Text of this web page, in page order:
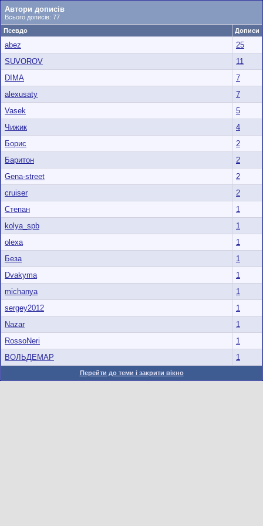
Автори дописів
Всього дописів: 77
Псевдо
Дописи
abez
25
SUVOROV
11
DIMA
7
alexusaty
7
Vasek
5
Чижик
4
Борис
2
Баритон
2
Gena-street
2
cruiser
2
Степан
1
kolya_spb
1
olexa
1
Беза
1
Dvakyma
1
michanya
1
sergey2012
1
Nazar
1
RossoNeri
1
ВОЛЬДЕМАР
1
Перейти до теми і закрити вікно